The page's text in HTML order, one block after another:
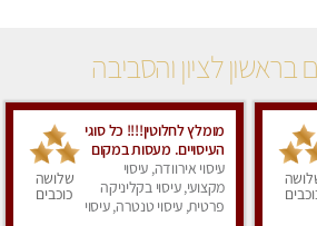
בראשון לציון והסביבה
מומלץ לחלוטין!!!! כל סוגי
העיסויים. מעסות במקום
פרטי ואיכותי לעיסוי בלתי
נשכח...
עיסוי אירוודה, עיסוי
מקצועי, עיסוי בקליניקה
פרטית, עיסוי טנטרה, עיסוי
שלושה
כוכבים